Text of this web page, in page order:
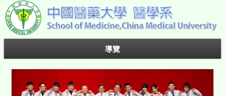
導覽